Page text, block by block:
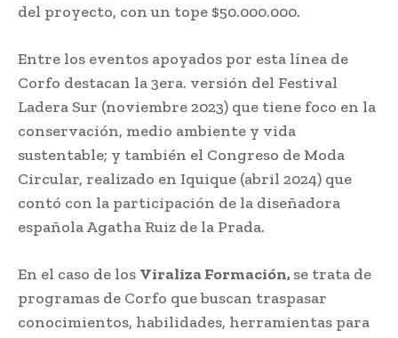
del proyecto, con un tope $50.000.000.
Entre los eventos apoyados por esta línea de
Corfo destacan la 3era. versión del Festival
Ladera Sur (noviembre 2023) que tiene foco en la
conservación, medio ambiente y vida
sustentable; y también el Congreso de Moda
Circular, realizado en Iquique (abril 2024) que
contó con la participación de la diseñadora
española Agatha Ruiz de la Prada.
En el caso de los Viraliza Formación,se trata de
programas de Corfo que buscan traspasar
conocimientos, habilidades, herramientas para